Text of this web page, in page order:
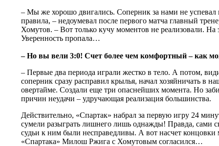
– Мы же хорошо двигались. Соперник за нами не успевал
правила, – недоумевал после первого матча главный
Хомутов. – Вот только кучу моментов не реализовали. На
Уверенность пропала…
– Но вы вели 3:0! Счет более чем комфортный – как
– Первые два периода играли жестко в тело. А потом,
соперник сразу расправил крылья, начал хозяйничать в
овертайме. Создали еще три опаснейших момента. Но
причин неудачи – удручающая реализация большинства.
Действительно, «Спартак» набрал за первую игру 24
сумели разыграть лишнего лишь однажды! Правда, сами
судьи к ним были несправедливы. А вот насчет концовки
«Спартака» Милош Ржига с Хомутовым согласился…